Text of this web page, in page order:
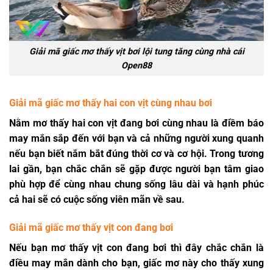
Giải mã giấc mơ thấy vịt bơi lội tung tăng cùng nhà cái
Open88
Giải mã giấc mơ thấy hai con vịt cùng nhau bơi
Nằm mơ thấy hai con vịt đang bơi cùng nhau là điềm báo
may mắn sắp đến với bạn và cả những người xung quanh
nếu bạn biết nắm bắt đúng thời cơ và cơ hội. Trong tương
lai gần, bạn chắc chắn sẽ gặp được người bạn tâm giao
phù hợp để cùng nhau chung sống lâu dài và hạnh phúc
cả hai sẽ có cuộc sống viên mãn về sau.
Giải mã giấc mơ thấy vịt con đang bơi
Nếu bạn mơ thấy vịt con đang bơi thì đây chắc chắn là
điều may mắn dành cho bạn, giấc mơ này cho thấy xung